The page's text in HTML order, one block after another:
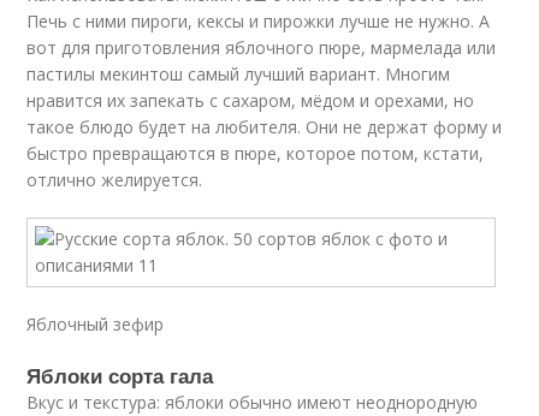
Печь с ними пироги, кексы и пирожки лучше не нужно. А
вот для приготовления яблочного пюре, мармелада или
пастилы мекинтош самый лучший вариант. Многим
нравится их запекать с сахаром, мёдом и орехами, но
такое блюдо будет на любителя. Они не держат форму и
быстро превращаются в пюре, которое потом, кстати,
отлично желируется.
Яблочный зефир
Яблоки сорта гала
Вкус и текстура: яблоки обычно имеют неоднородную